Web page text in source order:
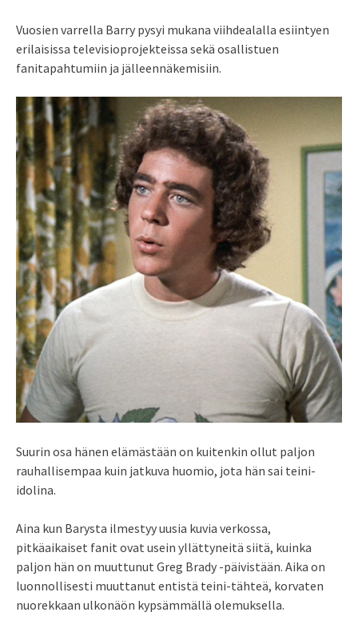
Vuosien varrella Barry pysyi mukana viihdealalla esiintyen
erilaisissa televisioprojekteissa sekä osallistuen
fanitapahtumiin ja jälleennäkemisiin.
Suurin osa hänen elämästään on kuitenkin ollut paljon
rauhallisempaa kuin jatkuva huomio, jota hän sai teini-
idolina.
Aina kun Barysta ilmestyy uusia kuvia verkossa,
pitkäaikaiset fanit ovat usein yllättyneitä siitä, kuinka
paljon hän on muuttunut Greg Brady -päivistään. Aika on
luonnollisesti muuttanut entistä teini-tähteä, korvaten
nuorekkaan ulkonäön kypsämmällä olemuksella.